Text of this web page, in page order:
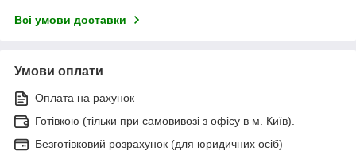
Всі умови доставки
Умови оплати
Оплата на рахунок
Готівкою (тільки при самовивозі з офісу в м. Київ).
Безготівковий розрахунок (для юридичних осіб)